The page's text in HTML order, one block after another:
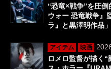
“恐竜×戦争”を圧倒
ウォー 恐竜戦争』
ラ』と黒澤明作品」
アイテム 映画
ロメロ監督が描く